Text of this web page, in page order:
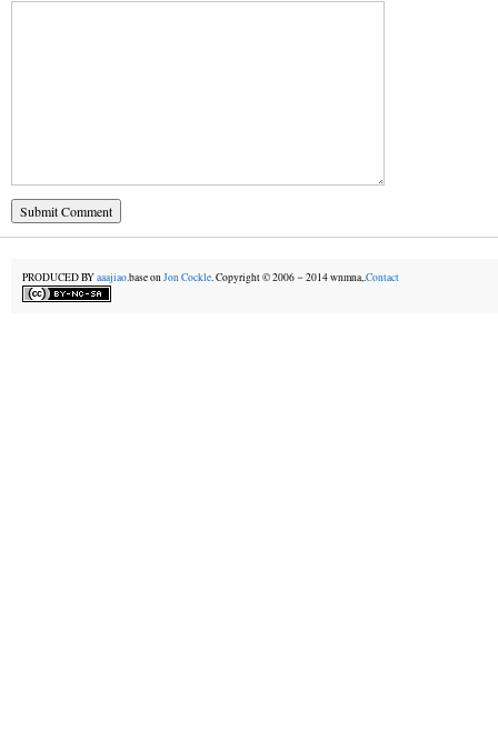
PRODUCED BYaaajiao.base onJon Cockle. Copyright © 2006－2014 wnmna,.Contact